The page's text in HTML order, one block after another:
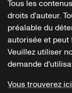
Tous les
droits d'auteur.
préalable du
autorisée et
Veuillez utiliser
demande
Vous trouverez